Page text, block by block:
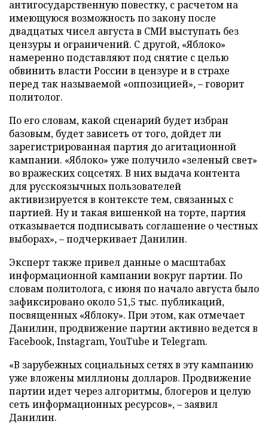
антигосударственную повестку, с расчетом на
имеющуюся возможность по закону после
двадцатых чисел августа в СМИ выступать без
цензуры и ограничений. С другой, «Яблоко»
намеренно подставляют под снятие с целью
обвинить власти России в цензуре и в страхе
перед так называемой «оппозицией», – говорит
политолог.
По его словам, какой сценарий будет избран
базовым, будет зависеть от того, дойдет ли
зарегистрированная партия до агитационной
кампании. «Яблоко» уже получило «зеленый свет»
во вражеских соцсетях. В них выдача контента
для русскоязычных пользователей
активизируется в контексте тем, связанных с
партией. Ну и такая вишенкой на торте, партия
отказывается подписывать соглашение о честных
выборах», – подчеркивает Данилин.
Эксперт также привел данные о масштабах
информационной кампании вокруг партии. По
словам политолога, с июня по начало августа было
зафиксировано около 51,5 тыс. публикаций,
посвященных «Яблоку». При этом, как отмечает
Данилин, продвижение партии активно ведется в
Facebook, Instagram, YouTube и Telegram.
«В зарубежных социальных сетях в эту кампанию
уже вложены миллионы долларов. Продвижение
партии идет через алгоритмы, блогеров и целую
сеть информационных ресурсов», – заявил
Данилин.